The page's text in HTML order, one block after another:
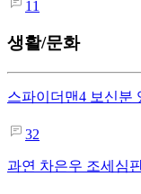
11
생활/문화
스파이더맨4 보신분
32
과연 차은우 조세심